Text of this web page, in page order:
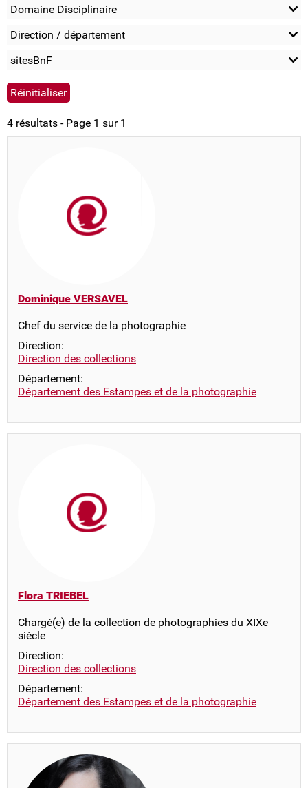
Domaine Disciplinaire
Direction / département
sitesBnF
4 résultats - Page 1 sur 1
Dominique VERSAVEL
Chef du service de la photographie
Direction:
Direction des collections
Département:
Département des Estampes et de la photographie
Flora TRIEBEL
Chargé(e) de la collection de photographies du XIXe
siècle
Direction:
Direction des collections
Département:
Département des Estampes et de la photographie